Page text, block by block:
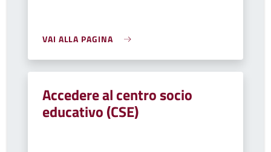
VAI ALLA PAGINA
Accedere al centro socio
educativo (CSE)